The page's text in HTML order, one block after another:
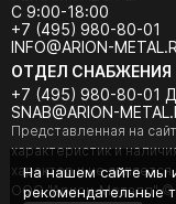
С 9:00-18:00
+7 (495) 980-80-01
INFO@ARION-
ОТДЕЛ СНАБЖЕНИЯ
+7 (495) 980-80-01
SNAB@ARION-
Представленная на
характеристик и
характер и не
ООО "Арион-Металл" ©
На нашем сайте мы
рекомендательные